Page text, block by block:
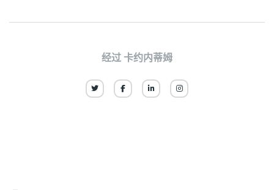
经过 卡约内蒂姆